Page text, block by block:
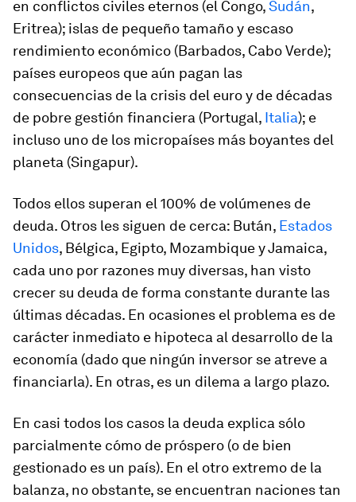
en conflictos civiles eternos (el Congo,Sudán,
Eritrea); islas de pequeño tamaño y escaso
rendimiento económico (Barbados, Cabo Verde);
países europeos que aún pagan las
consecuencias de la crisis del euro y de décadas
de pobre gestión financiera (Portugal, Italia); e
incluso uno de los micropaíses más boyantes del
planeta (Singapur).
Todos ellos superan el 100% de volúmenes de
deuda. Otros les siguen de cerca: Bután, Estados
Unidos, Bélgica, Egipto, Mozambique y Jamaica,
cada uno por razones muy diversas, han visto
crecer su deuda de forma constante durante las
últimas décadas. En ocasiones el problema es de
carácter inmediato e hipoteca al desarrollo de la
economía (dado que ningún inversor se atreve a
financiarla). En otras, es un dilema a largo plazo.
En casi todos los casos la deuda explica sólo
parcialmente cómo de próspero (o de bien
gestionado es un país). En el otro extremo de la
balanza, no obstante, se encuentran naciones tan